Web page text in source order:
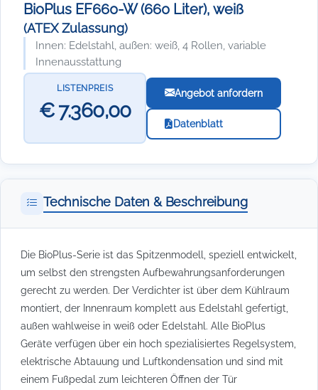
BioPlus EF660-W (660 Liter), weiß
(ATEX Zulassung)
Innen: Edelstahl, außen: weiß, 4 Rollen, variable
Innenausstattung
LISTENPREIS
€ 7.360,00
Angebot anfordern
Datenblatt
Technische Daten & Beschreibung
Die BioPlus-Serie ist das Spitzenmodell, speziell entwickelt,
um selbst den strengsten Aufbewahrungsanforderungen
gerecht zu werden. Der Verdichter ist über dem Kühlraum
montiert, der Innenraum komplett aus Edelstahl gefertigt,
außen wahlweise in weiß oder Edelstahl. Alle BioPlus
Geräte verfügen über ein hoch spezialisiertes Regelsystem,
elektrische Abtauung und Luftkondensation und sind mit
einem Fußpedal zum leichteren Öffnen der Tür